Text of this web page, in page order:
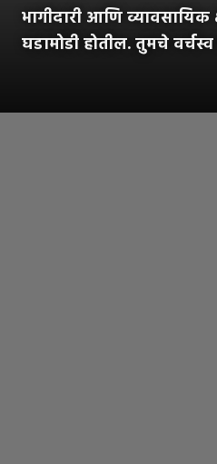
भागीदारी आणि व्यावसायिक
घडामोडी होतील. तुमचे